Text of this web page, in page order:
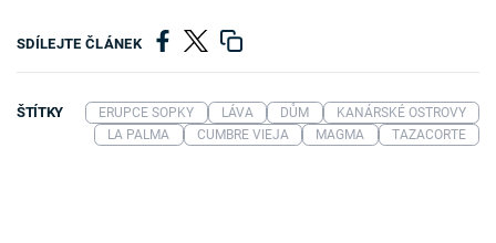
SDÍLEJTE ČLÁNEK
ŠTÍTKY ERUPCE SOPKY LÁVA DŮM
KANÁRSKÉ OSTROVY
LA PALMA
CUMBRE VIEJA MAGMA TAZACORTE